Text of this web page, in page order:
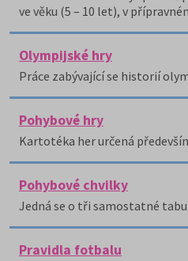
ve věku (5 – 10 let), v
Olympijské hry
Práce zabývající se historií
Pohybové hry
Kartotéka her určená
Pohybové chvilky
Jedná se o tři samostatné
Pravidla fotbalu